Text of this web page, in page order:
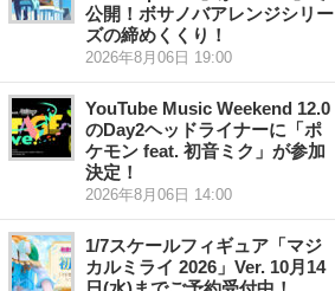
公開！ボサノバアレンジシリー
ズの締めくくり！
2026年8月06日 19:00
YouTube Music Weekend 12.0
のDay2ヘッドライナーに「ポ
ケモン feat. 初音ミク」が参加
決定！
2026年8月06日 14:00
1/7スケールフィギュア「マジ
カルミライ 2026」Ver. 10月14